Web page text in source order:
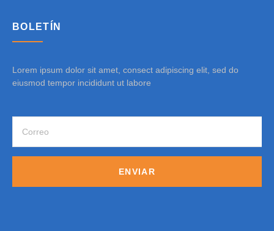
BOLETÍN
Lorem ipsum dolor sit amet, consect adipiscing elit, sed do
eiusmod tempor incididunt ut labore
ENVIAR